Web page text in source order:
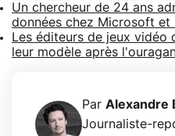
Un chercheur de 24 ans
données chez Microsoft et
Les éditeurs de jeux vidéo
leur modèle après
Par Alexandre
Journaliste-